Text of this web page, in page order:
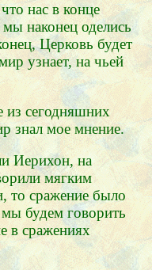
нас в конце
наконец оделись
Церковь будет
узнает, на чьей
из сегодняшних
знал мое мнение.
Иерихон, на
мягким
то сражение было
будем говорить
в сражениях